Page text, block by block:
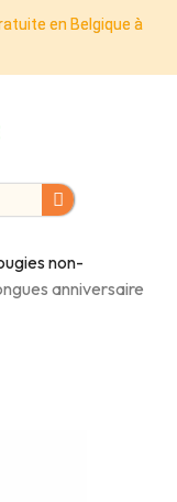
en Belgique à
non-
anniversaire